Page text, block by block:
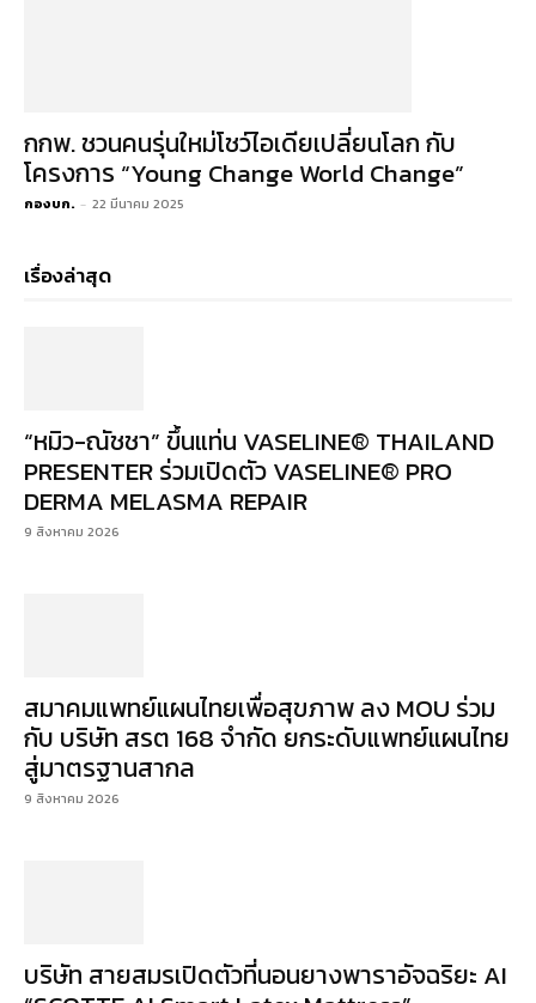
กกพ. ชวนคนรุ่นใหม่โชว์ไอเดียเปลี่ยนโลก กับ
โครงการ “Young Change World Change”
กองบก. - 22 มีนาคม 2025
เรื่องล่าสุด
“หมิว-ณัชชา” ขึ้นแท่น VASELINE® THAILAND
PRESENTER ร่วมเปิดตัว VASELINE® PRO
DERMA MELASMA REPAIR
9 สิงหาคม 2026
สมาคมแพทย์แผนไทยเพื่อสุขภาพ ลง MOU ร่วม
กับ บริษัท สรต 168 จำกัด ยกระดับแพทย์แผนไทย
สู่มาตรฐานสากล
9 สิงหาคม 2026
บริษัท สายสมรเปิดตัวที่นอนยางพาราอัจฉริยะ AI